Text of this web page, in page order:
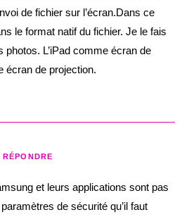
de fichier sur l’écran.Dans ce
le format natif du fichier. Je le fais
photos. L’iPad comme écran de
écran de projection.
RÉPONDRE
et leurs applications sont pas
de sécurité qu’il faut